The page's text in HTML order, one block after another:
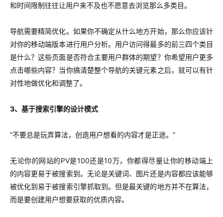
和时间限制往往让用户来不及也不愿意去浏览那么多类目。
导航需要精简优化。如果你不确定从什么地方开始，那么你应该针
对你的移动端版本进行用户分析。用户访问得最多的前三四个类目
是什么？这些页面是否符合主要用户群体的期望？你希望用户更多
点击哪些内容？当你搞清楚整个导航的关键元素之后，就可以有针
对性地做优化和调整了。
3、基于搜索引擎的设计模式
“不要总是玩弄算法，创造用户想看的内容才是正途。”
无论你的网站的PV是100还是10万，你都得尽量让你的移动端上
的内容更易于被搜索到。无论是关键词、图片还是内容都应该能够
被优化到易于被搜索引擎抓取到。但是最关键的地方并不在算法，
而是要创建用户想要获取的优质内容。